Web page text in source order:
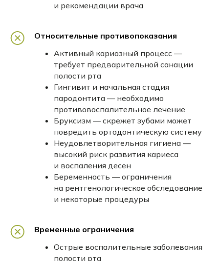
и рекомендации врача
Относительные противопоказания
Активный кариозный процесс —
требует предварительной санации
полости рта
Гингивит и начальная стадия
пародонтита — необходимо
противовоспалительное лечение
Бруксизм — скрежет зубами может
повредить ортодонтическую систему
Неудовлетворительная гигиена —
высокий риск развития кариеса
и воспаления десен
Беременность — ограничения
на рентгенологическое обследование
и некоторые процедуры
Временные ограничения
Острые воспалительные заболевания
полости рта
Фиксация брекетов —установка
каждого брекета с использованием
композитного клея светового
Протравливание эмали —
обработка 35% ортофосфорной
кислотой в течение 15−30 секунд
для создания микрорельефа
и лучшей адгезии брекетов.
Подготовка зубов к установке
(1,5−2 часа) —установка
ретрактора, очищение и полировка
поверхности зубов специальными
щетками и пастой.
7